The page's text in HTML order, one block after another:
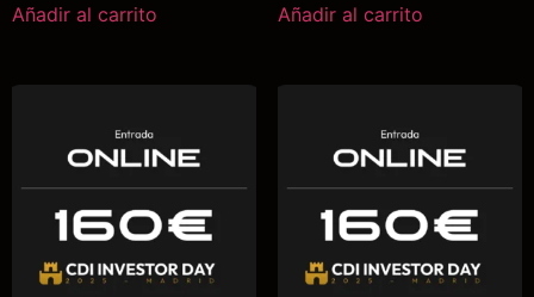
Añadir al carrito Añadir al carrito